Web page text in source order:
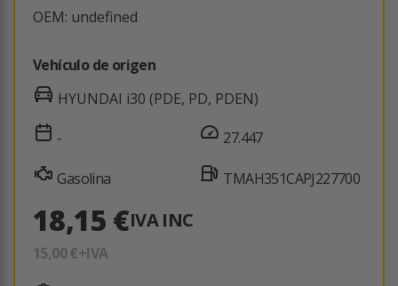
OEM: undefined
Vehículo de origen
HYUNDAI i30 (PDE, PD, PDEN)
-
Gasolina
27.447
TMAH351CAPJ227700
18,15 €IVA INC
15,00 €+IVA